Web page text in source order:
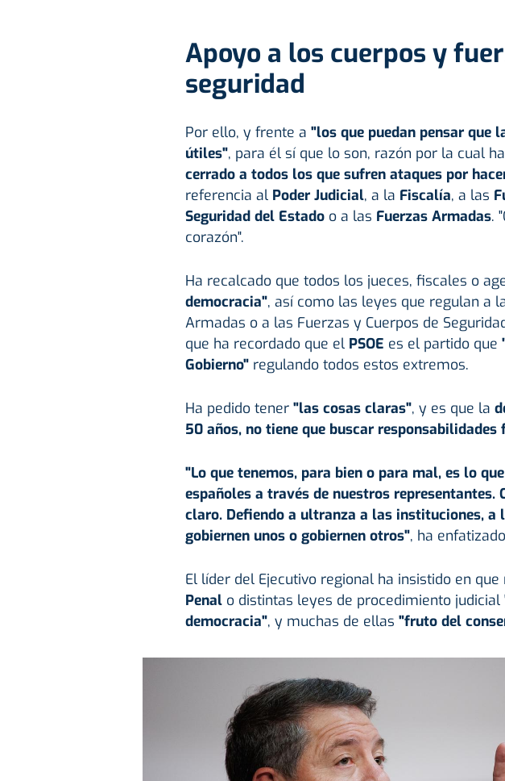
Apoyo a los cuerpos y
seguridad
Por ello, y frente a "los que puedan pensar que
útiles", para él sí que lo son, razón por la cual
cerrado a todos los que sufren ataques por
referencia al Poder Judicial, a la Fiscalía, a las
Seguridad del Estadoo a las Fuerzas Armadas.
corazón".
Ha recalcado que todos los jueces, fiscales o
democracia", así como las leyes que regulan a
Armadas o a las Fuerzas y Cuerpos de
que ha recordado que el PSOE es el partido que
Gobierno"regulando todos estos extremos.
Ha pedido tener "las cosas claras", y es que la
50 años, no tiene que buscar responsabilidades
"Lo que tenemos, para bien o para mal, es lo
españoles a través de nuestros representantes.
claro. Defiendo a ultranza a las instituciones, a
gobiernen unos o gobiernen otros", ha
El líder del Ejecutivo regional ha insistido en
Penalo distintas leyes de procedimiento judicial
democracia", y muchas de ellas "fruto del